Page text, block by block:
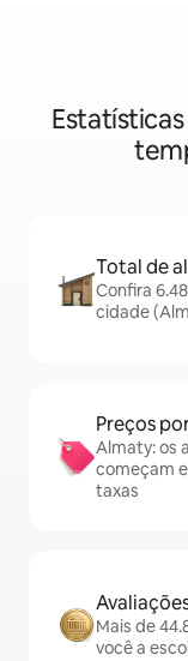
Total de
Confira
cidade
Preços
Almaty: os
começam
taxas
Mais de
você a